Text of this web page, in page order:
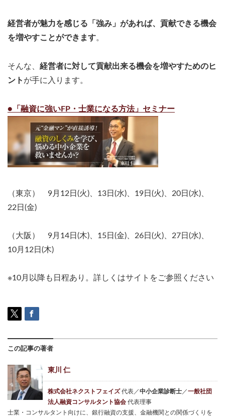
経営者が魅力を感じる「強み」があれば、貢献できる機会
を増やすことができます。
そんな、 経営者に対して貢献出来る機会を増やすためのヒ
ント が手に入ります。
●「融資に強いFP・士業になる方法」セミナー
（東京） 9月12日(火)、13日(水)、19日(火)、20日(水)、
22日(金)
（大阪） 9月14日(木)、15日(金)、26日(火)、27日(水)、
10月12日(木)
※10月以降も日程あり。詳しくはサイトをご参照ください
この記事の著者
東川 仁
株式会社ネクストフェイズ代表／中小企業診断士 ／一般社団
法人融資コンサルタント協会 代表理事
士業・コンサルタント向けに、銀行融資の支援、金融機関との関係づくりを